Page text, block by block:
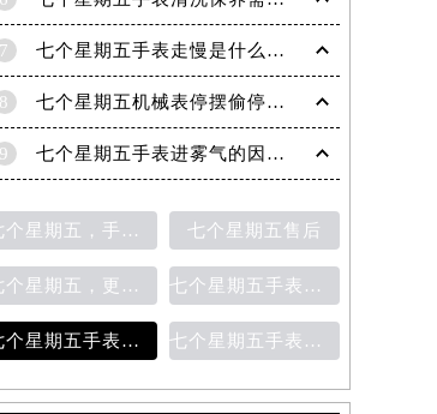
7 七个星期五手表走慢是什么原因？
8 七个星期五机械表停摆偷停故障分析（七个星期五自动机械手表走停的原因）
9 七个星期五手表进雾气的因素及处理方法
七个星期五，手表保养 七个星期五售后
七个星期五，更换表带 七个星期五手表表带更换
七个星期五手表指针脱落 七个星期五手表表盘生锈